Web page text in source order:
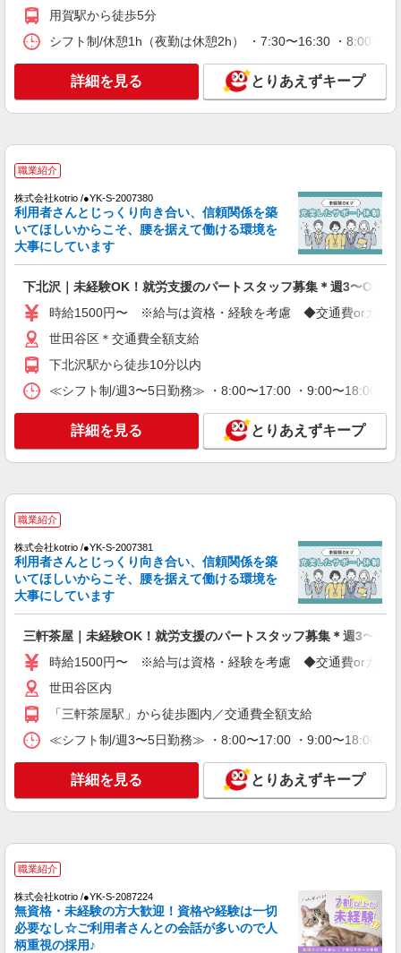
時給1650円〜2312円 ＜日払い有/週払い有/交
世田谷区 千歳烏山駅すぐ
キープ 詳細を見る
時給1650円〜2312円 ＜日払い有/週払い有/交
通費全支給(ガソリン代含む)＞
キープ 詳細を見る
派遣社員
株式会社kotrio /●SW-H2-1958236
明大前駅｜未経験でも簡単！障がい者デイで軽
作業サポート＆ケア
通費全支給(ガソリン代含む)＞
東京都世田谷区 ※最寄り駅：明大前
派遣社員
株式会社ミライエ
介護スタッフ/介護付有料老人ホーム
時給：1,650円〜1,700円 フルシフト可能な介
間＝285,600円 ※上記は介護福祉士保有者の場
迎！ ※資格、経験年数、派遣先によって金額変動
キープ 詳細を見る
職業紹介
株式会社kotrio /●YK-S-2087181
≪用賀駅≫高級シニアマンションで生活ケア◎
資格支援制度あり
時給1550円〜2312円 ＜交通費全支給(ガソリ
ン代含む)＞
派遣社員
株式会社kotrio /●SW-H2-1993280
用賀駅｜はじめてでも安心♪教育体制◎就労支
用賀駅から徒歩5分
シフト制/休憩1h（夜勤は休憩2h） ・7:30〜16:30 ・8:00
詳細を見る とりあえずキープ
職業紹介
株式会社kotrio /●YK-S-2007380
利用者さんとじっくり向き合い、信頼関係を築
いてほしいからこそ、腰を据えて働ける環境を
大事にしています
下北沢｜未経験OK！就労支援のパートスタッフ募集＊週3〜OK♪
時給1500円〜 ※給与は資格・経験を考慮 ◆交通費orガソ
世田谷区＊交通費全額支給
下北沢駅から徒歩10分以内
≪シフト制/週3〜5日勤務≫ ・8:00〜17:00 ・9:00〜18:00
詳細を見る とりあえずキープ
職業紹介
株式会社kotrio /●YK-S-2007381
利用者さんとじっくり向き合い、信頼関係を築
いてほしいからこそ、腰を据えて働ける環境を
大事にしています
三軒茶屋｜未経験OK！就労支援のパートスタッフ募集＊週3〜OK♪
時給1500円〜 ※給与は資格・経験を考慮 ◆交通費orガソ
世田谷区内
「三軒茶屋駅」から徒歩圏内／交通費全額支給
≪シフト制/週3〜5日勤務≫ ・8:00〜17:00 ・9:00〜18:00
詳細を見る とりあえずキープ
職業紹介
株式会社kotrio /●YK-S-2087224
無資格・未経験の方大歓迎！資格や経験は一切
必要なし☆ご利用者さんとの会話が多いので人
柄重視の採用♪